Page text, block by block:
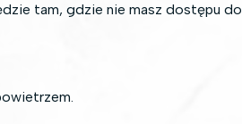
tam, gdzie nie masz dostępu